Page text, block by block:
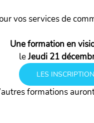
vos services de
Une formation en
le Jeudi 21
LES
formations